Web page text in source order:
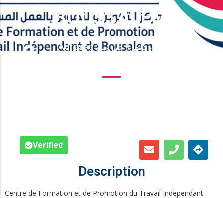
Inscription en Ligne
Bourses
BOUSSALEM
Adresse : طريق تونس كلم 1 ص ب
Verified
Description
Centre de Formation et de Promotion du Travail Independant